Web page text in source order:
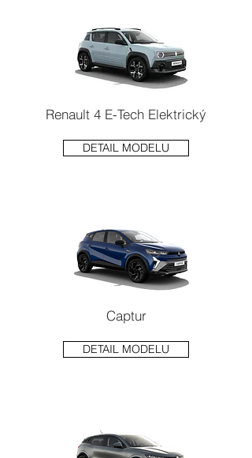
Renault 4 E-Tech Elektrický
DETAIL MODELU
Captur
DETAIL MODELU